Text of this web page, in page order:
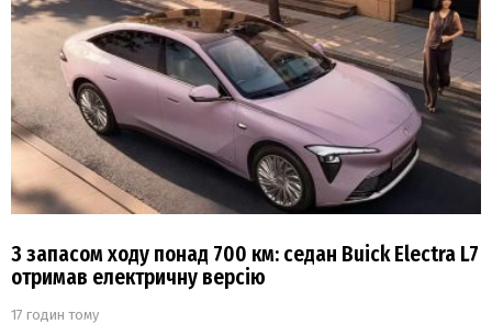
З запасом ходу понад 700 км: седан Buick Electra L7
отримав електричну версію
17 годин тому